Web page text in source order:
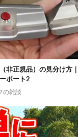
非正規品）の見分け方
ポート2
の雑談